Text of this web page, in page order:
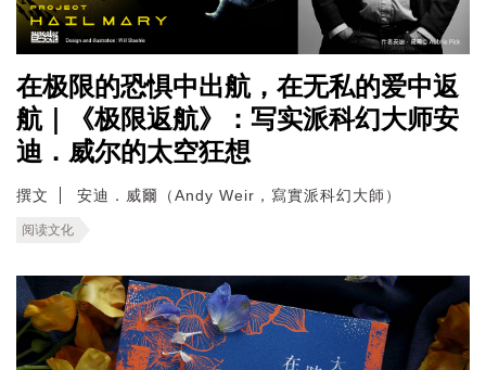
在极限的恐惧中出航，在无私的爱中返
航｜《极限返航》：写实派科幻大师安
迪．威尔的太空狂想
撰文 安迪．威爾（Andy Weir，寫實派科幻大師）
阅读文化